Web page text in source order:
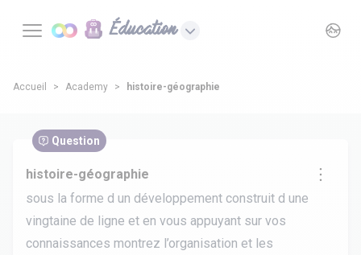
Éducation
Accueil Academy histoire-géographie
Question
histoire-géographie
sous la forme d un développement construit d une
vingtaine de ligne et en vous appuyant sur vos
connaissances montrez l’organisation et les